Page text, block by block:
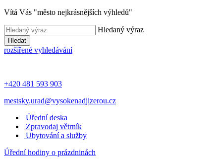
Vítá Vás "město nejkrásnějších výhledů"
Hledaný výraz
Hledat
rozšířené vyhledávání
+420 481 593 903
mestsky.urad@vysokenadjizerou.cz
Úřední deska
Zpravodaj větrník
Ubytování a služby
Úřední hodiny o prázdninách